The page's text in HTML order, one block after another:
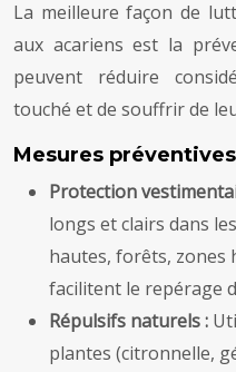
La meilleure façon de
aux acariens est la
peuvent réduire
touché et de souffrir de
Mesures
Protection
longs et clairs dans
hautes, forêts, zones
facilitent le repérage
Répulsifs naturels :
plantes (citronnelle,